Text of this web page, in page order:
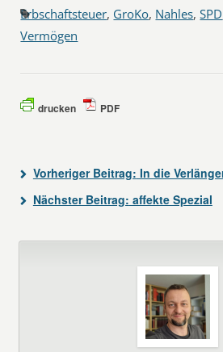
Erbschaftsteuer, GroKo, Nahles,SPD
Vermögen
drucken PDF
Vorheriger Beitrag: In die
Nächster Beitrag: affekte Spezial